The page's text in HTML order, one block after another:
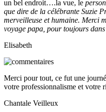
un bel endroit….la vue, le
que dire de la célébrante Suzie
merveilleuse et humaine. Merci
voyage papa, pour toujours dans
Elisabeth
Merci pour tout, ce fut une
votre professionnalisme et votre
Chantale Veilleux